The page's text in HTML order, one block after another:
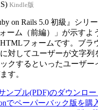
Kindle版
on Rails 5.0 初級』シリ
ーム（前編）」が示すよ
フォームです。ブラ
対してユーザーが文字列
クするといったユーザー
す。
ンプル(PDF)のダウンロー
でペーパーバック版を購